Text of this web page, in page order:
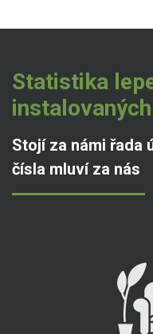
Statistika
Stojí za námi řada
čísla mluví za nás